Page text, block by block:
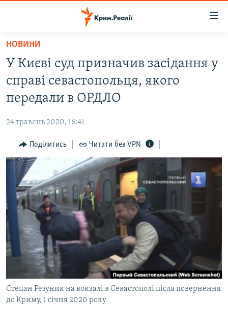
Перейти
основного
матеріалу
Перейти
до
основної
навігації
Перейти
до
пошуку
ВІДЕО ТА ФОТО
БЛОГИ
ПОГЛЯД
ІНТЕРВ'Ю
ВСЕ ЗА ДЕНЬ
СПЕЦПРОЕКТИ
ДЕПОРТАЦІЯ
ВІДЕОУРОКИ «ELIFBE»
СВІДЧЕННЯ ОКУПАЦІЇ
УКРАЇНСЬКА ПРОБЛЕМА КРИМУ
ІНФОГРАФІКА
ЯК ОБІЙТИ БЛОКУВАННЯ
Русский
Qırımtatar
ДОЛУЧАЙСЯ!
НОВИНИ
У Києві суд призначив засідання у
справі севастопольця, якого
передали в ОРДЛО
24 травень 2020, 16:41
Поділитись Читати без VPN
Степан Резуник на вокзалі в Севастополі після повернення
до Криму, 1 січня 2020 року